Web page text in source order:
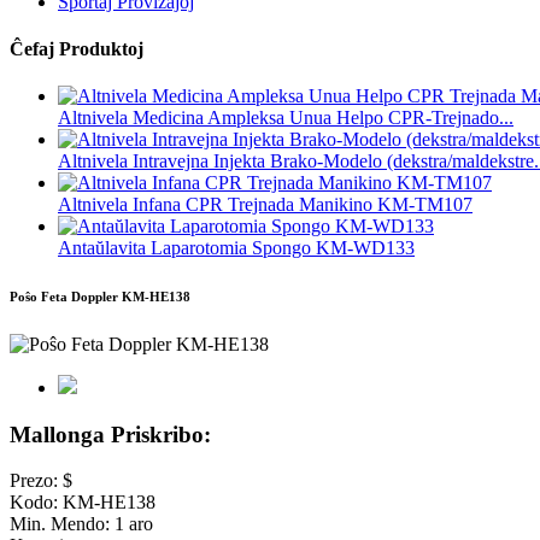
Ĉefaj Produktoj
Altnivela Medicina Ampleksa Unua Helpo CPR-Trejnado...
Altnivela Intravejna Injekta Brako-Modelo (dekstra/
Altnivela Infana CPR Trejnada Manikino KM-TM107
Antaŭlavita Laparotomia Spongo KM-WD133
Poŝo Feta Doppler KM-HE138
Mallonga Priskribo:
Prezo: $
Kodo: KM-HE138
Min. Mendo: 1 aro